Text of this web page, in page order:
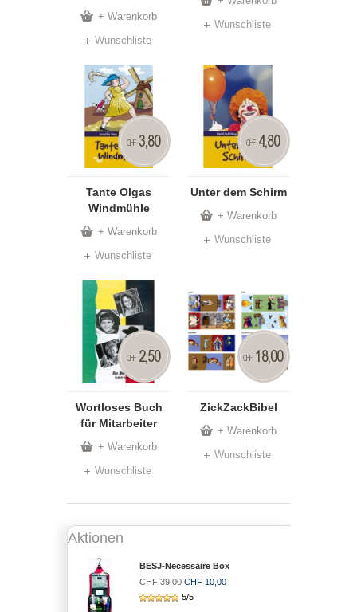
+ Warenkorb
Wunschliste
Wunschliste
Tante Olgas
Windmühle
CHF 3,80
+ Warenkorb
Wunschliste
Unter dem Schirm
CHF 4,80
+ Warenkorb
Wunschliste
Wortloses Buch
für Mitarbeiter
CHF 2,50
+ Warenkorb
Wunschliste
ZickZackBibel
CHF 18,00
+ Warenkorb
Wunschliste
Aktionen
BESJ-Necessaire Box
CHF 39,00 CHF 10,00
5/5